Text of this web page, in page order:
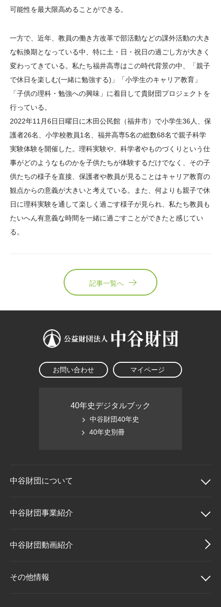
可能性を最大限高めることができる。
一方で、近年、教員の働き方改革で部活動などの課外活動の大き
な転換期となっている中、特に土・日・祝日の過ごし方が大きく
変わってきている。私たち福井高専はこの時代背景の中、「親子
で休日を楽しむ(一緒に勉強する)」「小学生のキャリア教育」
「子供の理科・勉強への興味」に着目して貴財団プロジェクトを
行っている。
2022年11月6日日曜日に木田公民館（福井市）で小学生36人、保
護者26名、小学校教員1名、福井高専5名の総数68名で親子科学
実験体験を開催した。理科実験や、科学者やものづくりという仕
事がどのようなものかを子供たちが体験するだけでなく、その子
供たちの様子を直接、保護者や教員が見ることはキャリア教育の
観点からの意義が大きいと考えている。また、何よりも親子で休
日に理科実験を通して楽しく過ごす様子が見られ、私たち教員も
たいへん有意義な時間を一緒に過ごすことができたと感じてい
る。
記事一覧へ
お問い合わせ マイページ
40年史デジタルブック
中谷財団40年史
40年史別冊
中谷財団について
中谷財団について
理事長挨拶
設立趣意書
中谷財団事業紹介
中谷財団事業紹介
中谷賞
中谷財団動画紹介
その他情報